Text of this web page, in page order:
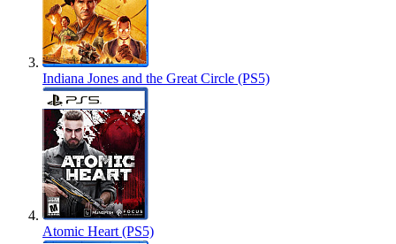
Indiana Jones and the Great Circle (PS5)
Atomic Heart (PS5)